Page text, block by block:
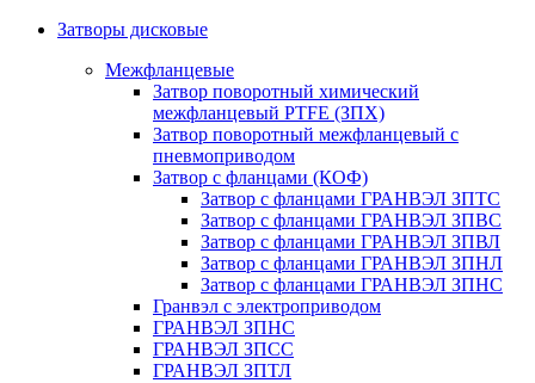
Затворы дисковые
Межфланцевые
Затвор поворотный химический
межфланцевый PTFE (ЗПХ)
Затвор поворотный межфланцевый с
пневмоприводом
Затвор с фланцами (КОФ)
Затвор с фланцами ГРАНВЭЛ ЗПТС
Затвор с фланцами ГРАНВЭЛ ЗПВС
Затвор с фланцами ГРАНВЭЛ ЗПВЛ
Затвор с фланцами ГРАНВЭЛ ЗПНЛ
Затвор с фланцами ГРАНВЭЛ ЗПНС
Гранвэл с электроприводом
ГРАНВЭЛ ЗПНС
ГРАНВЭЛ ЗПСС
ГРАНВЭЛ ЗПТЛ